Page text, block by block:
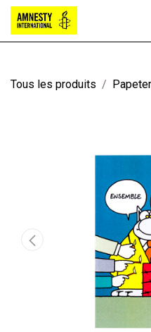
Tous les produits